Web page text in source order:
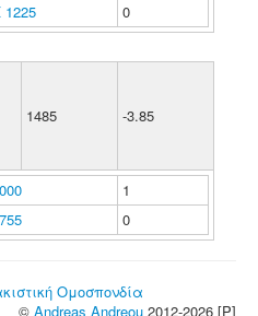
0
1485 -3.85
1
0
Ομοσπονδία
© Andreas Andreou 2012-2026 [P]